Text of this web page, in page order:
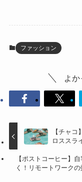
ファッション
よか
【チャ
ロススラ
【ポストコーヒー】
く！リモートワーク